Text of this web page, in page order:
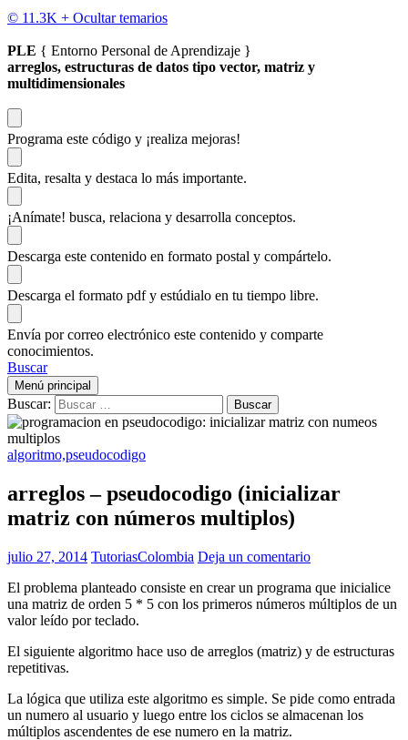
© 11.3K + Ocultar temarios
PLE { Entorno Personal de Aprendizaje }
arreglos, estructuras de datos tipo vector, matriz y
multidimensionales
Programa este código y ¡realiza mejoras!
Edita, resalta y destaca lo más importante.
¡Anímate! busca, relaciona y desarrolla conceptos.
Descarga este contenido en formato postal y compártelo.
Descarga el formato pdf y estúdialo en tu tiempo libre.
Envía por correo electrónico este contenido y comparte
conocimientos.
Buscar
Menú principal
Buscar:
algoritmo,pseudocodigo
arreglos – pseudocodigo (inicializar
matriz con números multiplos)
julio 27, 2014 TutoriasColombia Deja un comentario
El problema planteado consiste en crear un programa que inicialice
una matriz de orden 5 * 5 con los primeros números múltiplos de un
valor leído por teclado.
El siguiente algoritmo hace uso de arreglos (matriz) y de estructuras
repetitivas.
La lógica que utiliza este algoritmo es simple. Se pide como entrada
un numero al usuario y luego entre los ciclos se almacenan los
múltiplos ascendentes de ese numero en la matriz.